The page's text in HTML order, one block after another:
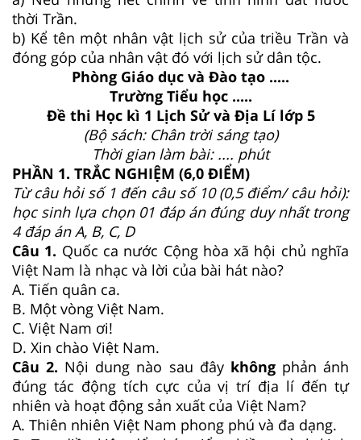
thời Trần.
b) Kể tên một nhân vật lịch sử của triều Trần và
đóng góp của nhân vật đó với lịch sử dân tộc.
Phòng Giáo dục và Đào tạo .....
Trường Tiểu học .....
Đề thi Học kì 1 Lịch Sử và Địa Lí lớp 5
(Bộ sách: Chân trời sáng tạo)
Thời gian làm bài: .... phút
PHẦN 1. TRẮC NGHIỆM (6,0 ĐIỂM)
Từ câu hỏi số 1 đến câu số 10 (0,5 điểm/ câu hỏi):
học sinh lựa chọn 01 đáp án đúng duy nhất trong
4 đáp án A, B, C, D
Câu 1. Quốc ca nước Cộng hòa xã hội chủ nghĩa
Việt Nam là nhạc và lời của bài hát nào?
A. Tiến quân ca.
B. Một vòng Việt Nam.
C. Việt Nam ơi!
D. Xin chào Việt Nam.
Câu 2. Nội dung nào sau đây không phản ánh
đúng tác động tích cực của vị trí địa lí đến tự
nhiên và hoạt động sản xuất của Việt Nam?
A. Thiên nhiên Việt Nam phong phú và đa dạng.